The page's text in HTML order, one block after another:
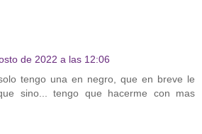
de 2022 a las 12:06
tengo una en negro, que en breve le
sino... tengo que hacerme con mas